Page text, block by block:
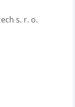
s. r. o.